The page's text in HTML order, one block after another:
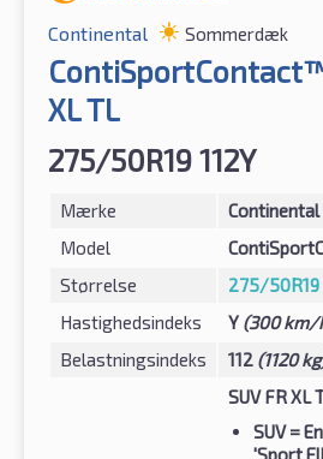
Continental Sommerdæk
ContiSportContact™
XL TL
275/50R19 112Y
Mærke
Continental
Model
Størrelse
275/50R19
Hastighedsindeks
Y (300 km/
Belastningsindeks
112 (1120
SUV FR XL
SUV=
'Sport